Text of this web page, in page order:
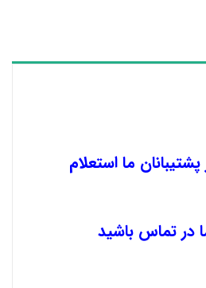
ما استعلام
در تماس باشید